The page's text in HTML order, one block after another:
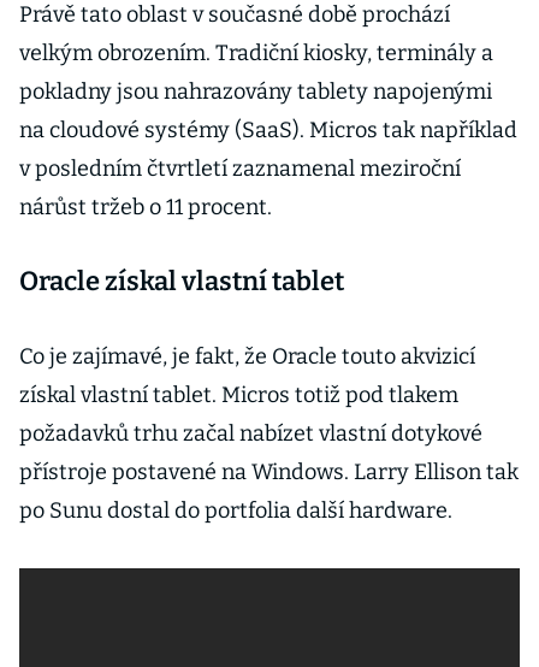
Právě tato oblast v současné době prochází
velkým obrozením. Tradiční kiosky, terminály a
pokladny jsou nahrazovány tablety napojenými
na cloudové systémy (SaaS). Micros tak například
v posledním čtvrtletí zaznamenal meziroční
nárůst tržeb o 11 procent.
Oracle získal vlastní tablet
Co je zajímavé, je fakt, že Oracle touto akvizicí
získal vlastní tablet. Micros totiž pod tlakem
požadavků trhu začal nabízet vlastní dotykové
přístroje postavené na Windows. Larry Ellison tak
po Sunu dostal do portfolia další hardware.